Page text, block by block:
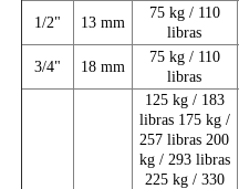
1/2"
13 mm
75 kg / 110
libras
3/4" 18 mm
75 kg / 110
libras
125 kg / 183
libras 175 kg /
257 libras 200
kg / 293 libras
225 kg / 330